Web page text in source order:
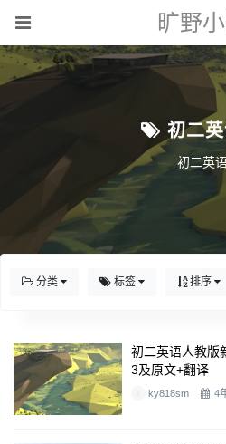
旷野
初二
初二英
分类 标签 排序
初二英语人教版
3及原文+翻译
ky818sm 4